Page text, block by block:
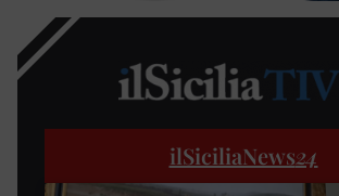
ilSiciliaNews24